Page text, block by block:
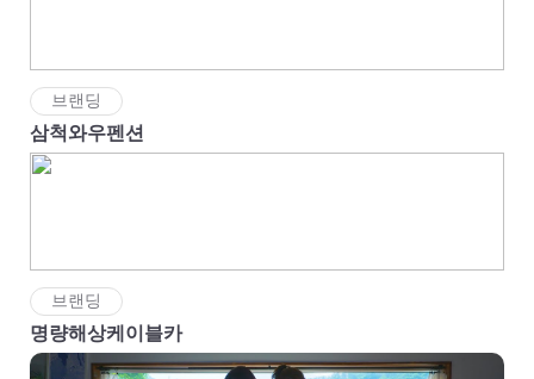
브랜딩
삼척와우펜션
브랜딩
명량해상케이블카